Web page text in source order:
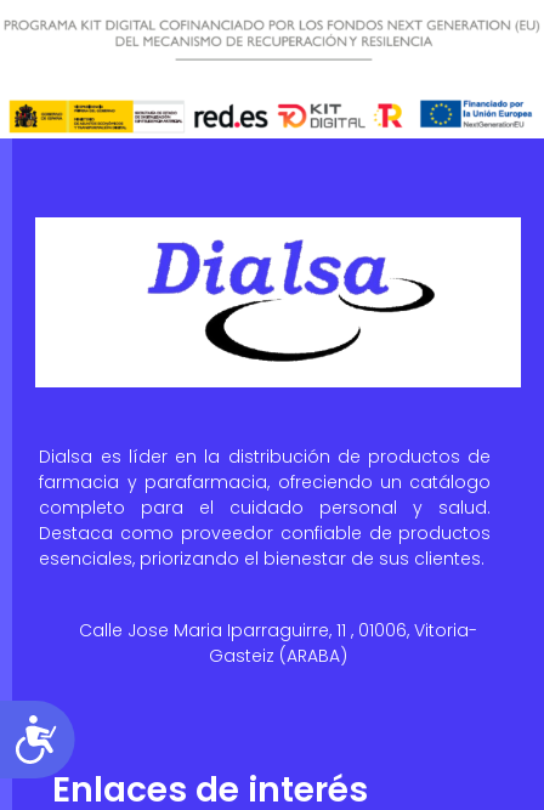
Accesibilidad
Dialsa es líder en la distribución de productos de
farmacia y parafarmacia, ofreciendo un catálogo
completo para el cuidado personal y salud.
Destaca como proveedor confiable de productos
esenciales, priorizando el bienestar de sus clientes.
Calle Jose Maria Iparraguirre, 11 , 01006, Vitoria-
Gasteiz (ARABA)
Enlaces de interés